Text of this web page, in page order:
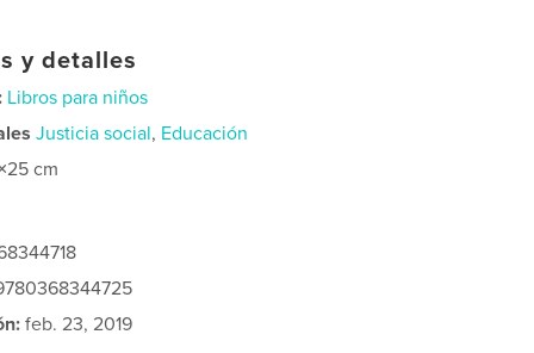
y detalles
Libros para niños
Justicia social, Educación
cm
feb. 23, 2019